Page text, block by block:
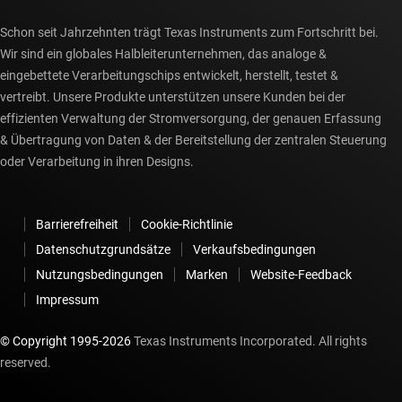
Schon seit Jahrzehnten trägt Texas Instruments zum Fortschritt bei.
Wir sind ein globales Halbleiterunternehmen, das analoge &
eingebettete Verarbeitungschips entwickelt, herstellt, testet &
vertreibt. Unsere Produkte unterstützen unsere Kunden bei der
effizienten Verwaltung der Stromversorgung, der genauen Erfassung
& Übertragung von Daten & der Bereitstellung der zentralen Steuerung
oder Verarbeitung in ihren Designs.
Barrierefreiheit
Cookie-Richtlinie
Datenschutzgrundsätze
Verkaufsbedingungen
Nutzungsbedingungen
Marken
Website-Feedback
Impressum
© Copyright 1995-2026Texas Instruments Incorporated. All rights
reserved.